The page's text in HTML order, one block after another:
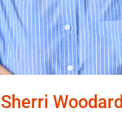
Sherri Woodard